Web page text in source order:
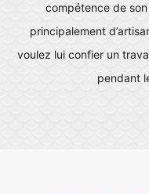
compétence de
principalement
voulez lui confier un
pendant